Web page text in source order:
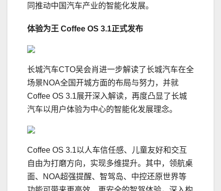
同推动中国汽车产业的智能化发展。
体验为王 Coffee OS 3.1正式发布
长城汽车CTO吴会肖进一步解读了长城汽车在全
场景NOA全国开城方面的布局与努力，并就
Coffee OS 3.1展开深入解读，再度凸显了长城
汽车以用户体验为中心的智能化发展理念。
Coffee OS 3.1以人车信任感、儿童友好和交互
自由为打磨方向，实现多维提升。其中，领航桌
面、NOA超强提醒、智驾岛、中控还原世界等